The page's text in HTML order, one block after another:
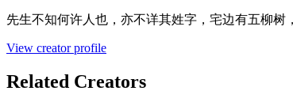
先生不知何许人也，亦不详其姓字，宅边有五柳
View creator profile
Related Creators